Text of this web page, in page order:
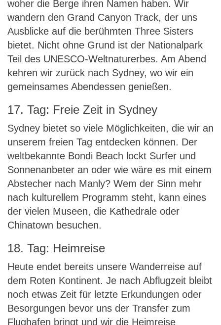
woher die Berge ihren Namen haben. Wir
wandern den Grand Canyon Track, der uns
Ausblicke auf die berühmten Three Sisters
bietet. Nicht ohne Grund ist der Nationalpark
Teil des UNESCO-Weltnaturerbes. Am Abend
kehren wir zurück nach Sydney, wo wir ein
gemeinsames Abendessen genießen.
17. Tag: Freie Zeit in Sydney
Sydney bietet so viele Möglichkeiten, die wir an
unserem freien Tag entdecken können. Der
weltbekannte Bondi Beach lockt Surfer und
Sonnenanbeter an oder wie wäre es mit einem
Abstecher nach Manly? Wem der Sinn mehr
nach kulturellem Programm steht, kann eines
der vielen Museen, die Kathedrale oder
Chinatown besuchen.
18. Tag: Heimreise
Heute endet bereits unsere Wanderreise auf
dem Roten Kontinent. Je nach Abflugzeit bleibt
noch etwas Zeit für letzte Erkundungen oder
Besorgungen bevor uns der Transfer zum
Flughafen bringt und wir die Heimreise